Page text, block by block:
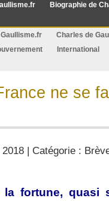
Biographie de
Charles de
International
ne se
| Catégorie :
la fortune, quasi